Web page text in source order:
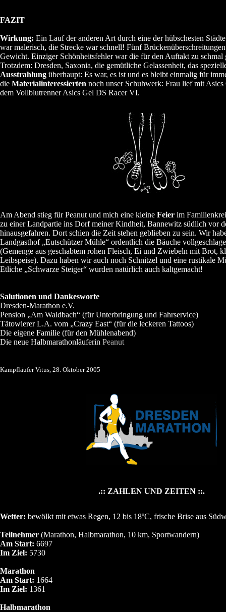
FAZIT
Wirkung: Ein Lauf der anderen Art durch eine der hübschesten
war malerisch, die Strecke war schnell! Fünf
Gewicht. Einziger Schönheitsfehler war die für den Auftakt zu schmal
Trotzdem: Dresden, Saxonia, die gemütliche Gelassenheit, das
Ausstrahlung überhaupt: Es war, es ist und es bleibt einmalig für
die Materialinteressierten noch unser Schuhwerk: Frau lief mit
dem Vollblutrenner Asics Gel DS Racer VI.
Am Abend stieg für Peanut und mich eine kleine Feier im
zu einer Landpartie ins Dorf meiner Kindheit, Bannewitz südlich vor
hinausgefahren. Dort schien die Zeit stehen geblieben zu sein. Wir
Landgasthof „Eutschützer Mühle“ ordentlich die Bäuche
(Gemenge aus geschabtem rohen Fleisch, Ei und Zwiebeln mit Brot,
Leibspeise). Dazu haben wir auch noch Schnitzel und eine rustikale
Etliche „Schwarze Steiger“ wurden natürlich auch kaltgemacht!
Salutionen und Dankesworte
Dresden-Marathon e.V.
Pension „Am Waldbach“ (für Unterbringung und Fahrservice)
Tätowierer L.A. vom „Crazy East“ (für die leckeren Tattoos)
Die eigene Familie (für den Mühlenabend)
Die neue Halbmarathonläuferin Peanut
Kampfläufer Vitus, 28. Oktober 2005
.:: ZAHLEN UND ZEITEN ::.
Wetter: bewölkt mit etwas Regen, 12 bis 18ºC, frische Brise aus
Teilnehmer (Marathon, Halbmarathon, 10 km, Sportwandern)
Am Start: 6697
Im Ziel: 5730
Marathon
Am Start: 1664
Im Ziel: 1361
Halbmarathon